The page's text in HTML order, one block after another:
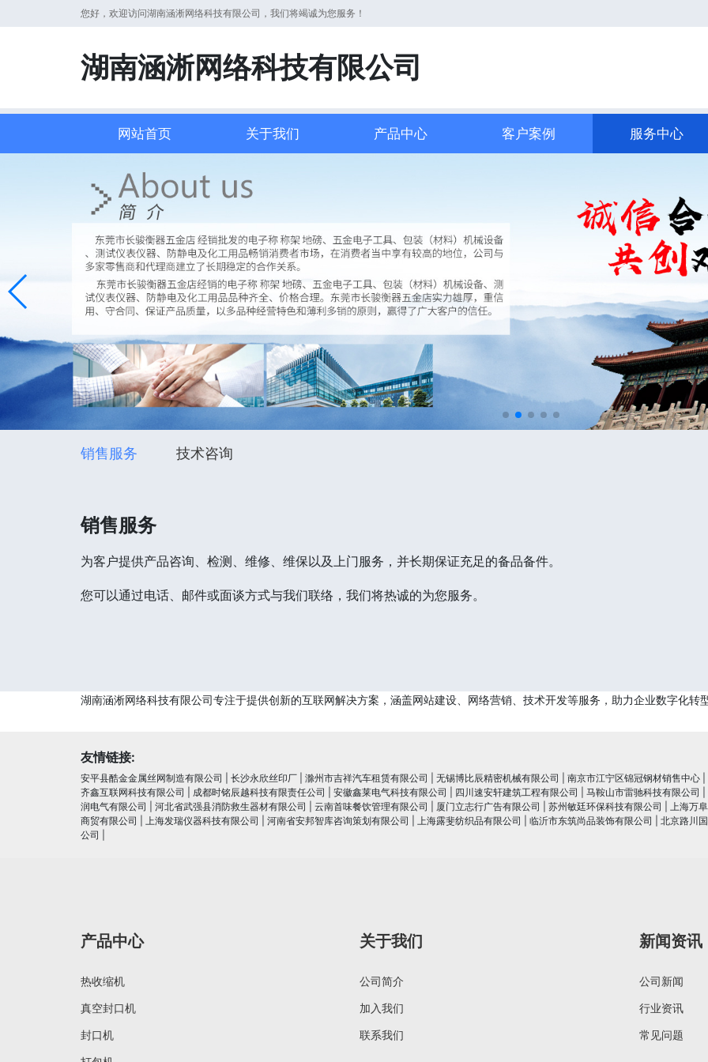
您好，欢迎访问湖南涵淅网络科技有限公司，我们将竭诚为您服务！
湖南涵淅网络科技有限公司
网站首页 关于我们 产品中心 客户案例 服务中心
销售服务 技术咨询
销售服务
为客户提供产品咨询、检测、维修、维保以及上门服务，并长期保证充足的备品备件。
您可以通过电话、邮件或面谈方式与我们联络，我们将热诚的为您服务。
湖南涵淅网络科技有限公司专注于提供创新的互联网解决方案，涵盖网站建设、网络营销、技术开发等服务，助力企业数字化转
友情链接:
安平县酷金金属丝网制造有限公司 长沙永欣丝印厂 滁州市吉祥汽车租赁有限公司 无锡博比辰精密机械有限公司 南京市江宁区锦冠钢材销售中心
齐鑫互联网科技有限公司
成都时铭辰越科技有限责任公司 安徽鑫莱电气科技有限公司 四川速安轩建筑工程有限公司 马鞍山市雷驰科技有限公司
润电⽓有限公司
河北省武强县消防救生器材有限公司 云南首味餐饮管理有限公司 厦门立志行广告有限公司 苏州敏廷环保科技有限公司
上海万
商贸有限公司
上海发瑞仪器科技有限公司 河南省安邦智库咨询策划有限公司 上海露斐纺织品有限公司 临沂市东筑尚品装饰有限公司
北京路川
公司
产品中心
热收缩机
真空封口机
封口机
关于我们
公司简介
加入我们
联系我们
新闻资讯
公司新闻
行业资讯
常见问题